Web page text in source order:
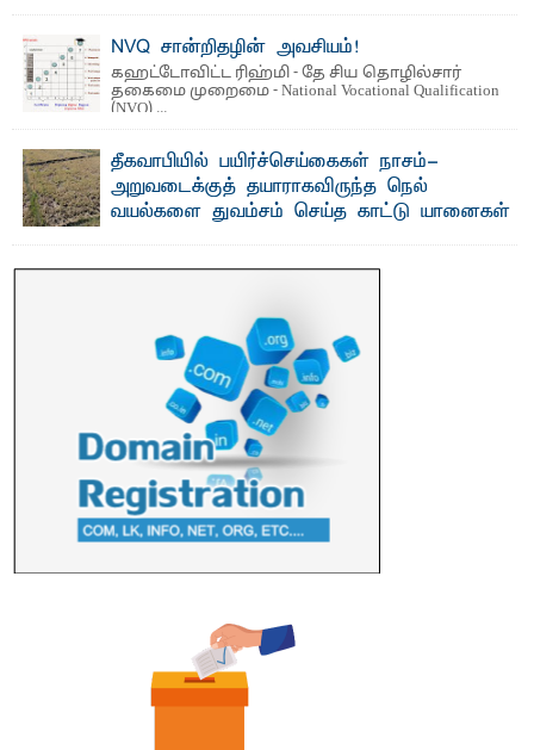
மற்றும் சிறப்புப் பரிசுகள்
எம்.வை. அமீர்- ஒ லுவிலில் அமைந்துள்ள தென்கிழக்குப்
பல்கலைக்கழகத்தின் 18ஆவது பொதுப் பட்டமளிப்பு விழா ...
NVQ சான்றிதழின் அவசியம்!
கஹட்டோவிட்ட ரிஹ்மி - தே சிய தொழில்சார்
தகைமை முறைமை - National Vocational Qualification
(NVQ) ...
தீகவாபியில் பயிர்ச்செய்கைகள் நாசம்-
அறுவடைக்குத் தயாராகவிருந்த நெல்
வயல்களை துவம்சம் செய்த காட்டு யானைகள்
காணப்பட்ட பல ...